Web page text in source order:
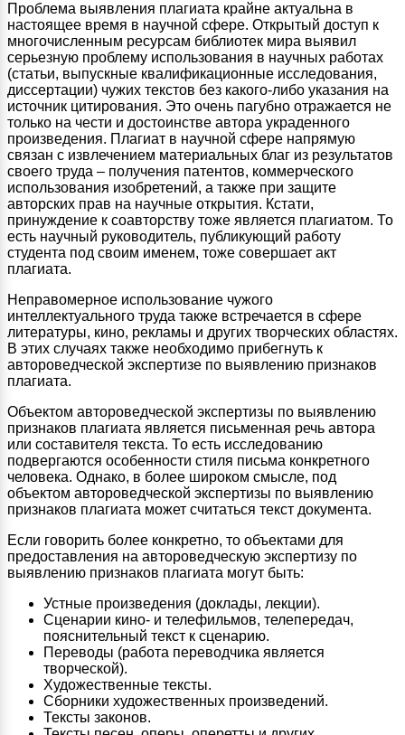
Проблема выявления плагиата крайне актуальна в
настоящее время в научной сфере. Открытый доступ к
многочисленным ресурсам библиотек мира выявил
серьезную проблему использования в научных работах
(статьи, выпускные квалификационные исследования,
диссертации) чужих текстов без какого-либо указания на
источник цитирования. Это очень пагубно отражается не
только на чести и достоинстве автора украденного
произведения. Плагиат в научной сфере напрямую
связан с извлечением материальных благ из результатов
своего труда – получения патентов, коммерческого
использования изобретений, а также при защите
авторских прав на научные открытия. Кстати,
принуждение к соавторству тоже является плагиатом. То
есть научный руководитель, публикующий работу
студента под своим именем, тоже совершает акт
плагиата.
Неправомерное использование чужого
интеллектуального труда также встречается в сфере
литературы, кино, рекламы и других творческих областях.
В этих случаях также необходимо прибегнуть к
автороведческой экспертизе по выявлению признаков
плагиата.
Объектом автороведческой экспертизы по выявлению
признаков плагиата является письменная речь автора
или составителя текста. То есть исследованию
подвергаются особенности стиля письма конкретного
человека. Однако, в более широком смысле, под
объектом автороведческой экспертизы по выявлению
признаков плагиата может считаться текст документа.
Если говорить более конкретно, то объектами для
предоставления на автороведческую экспертизу по
выявлению признаков плагиата могут быть:
Устные произведения (доклады, лекции).
Сценарии кино- и телефильмов, телепередач,
пояснительный текст к сценарию.
Переводы (работа переводчика является
творческой).
Художественные тексты.
Сборники художественных произведений.
Тексты законов.